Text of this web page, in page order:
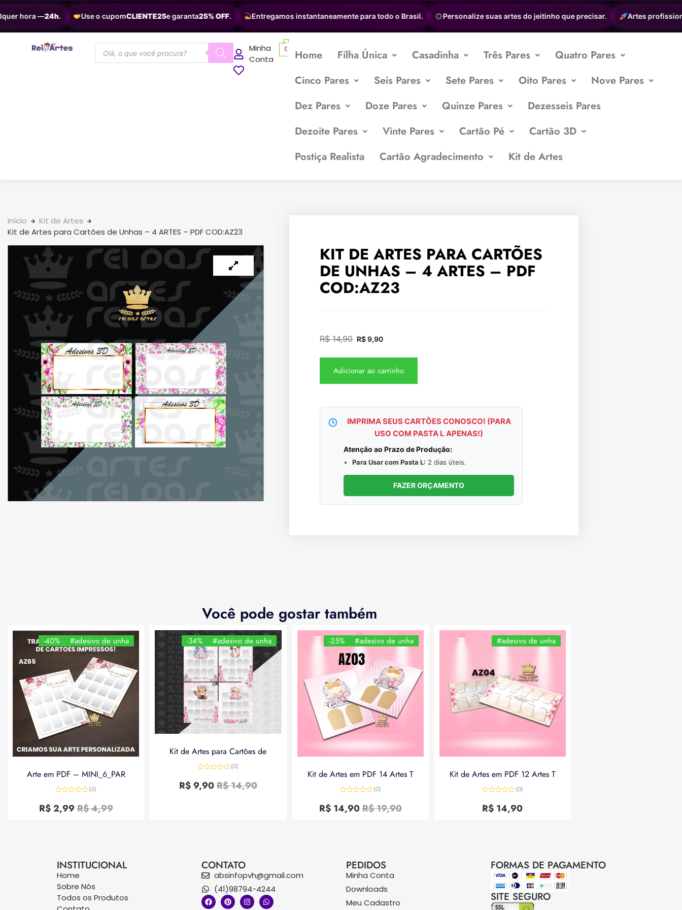
hora —24h. Use o cupomCLIENTE25e garanta25% OFF. Entregamos instantaneamente para todo o Brasil. Personalize suas artes do jeitinho que precisar. Artes
Minha
Conta
0 Home Filha Única Casadinha Três Pares
Quatro Pares
Cinco Pares
Seis Pares Sete Pares Oito Pares
Nove Pares
Dez Pares
Doze Pares Quinze Pares
Dezesseis Pares
Dezoite Pares
Vinte Pares Cartão Pé
Cartão 3D
Postiça Realista
Cartão Agradecimento Kit de Artes
Início
Kit de Artes
Kit de Artes para Cartões de Unhas – 4 ARTES – PDF COD:AZ23
KIT DE ARTES PARA CARTÕES
DE UNHAS – 4 ARTES – PDF
COD:AZ23
R$14,90 R$9,90
Adicionar ao carrinho
IMPRIMA SEUS CARTÕES CONOSCO! (PARA
USO COM PASTA L APENAS!)
Atenção ao Prazo de Produção:
Para Usar com Pasta L: 2 dias úteis.
FAZER ORÇAMENTO
Você pode gostar também
-40% #adesivo de unha
Arte em PDF – MINI_6_PAR
0
de
(0)
R$4,99
R$2,99
-34% #adesivo de unha
Kit de Artes para Cartões de
0
de
(0)
R$14,90
R$9,90
-25% #adesivo de unha
Kit de Artes em PDF 14 Artes T
0
de
(0)
R$19,90
R$14,90
#adesivo de unha
Kit de Artes em PDF 12 Artes T
0
de
(0)
R$ 14,90
INSTITUCIONAL
Home
Sobre Nós
Todos os Produtos
CONTATO
absinfopvh@gmail.com
(41)98794-4244
PEDIDOS
Minha Conta
Downloads
Meu Cadastro
FORMAS DE PAGAMENTO
SITE SEGURO